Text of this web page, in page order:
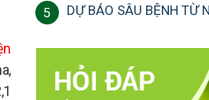
5 DỰ BÁO SÂU BỆNH TỪ